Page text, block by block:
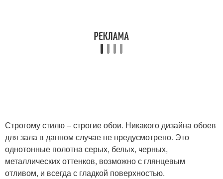
Строгому стилю – строгие обои. Никакого дизайна обоев
для зала в данном случае не предусмотрено. Это
однотонные полотна серых, белых, черных,
металлических оттенков, возможно с глянцевым
отливом, и всегда с гладкой поверхностью.